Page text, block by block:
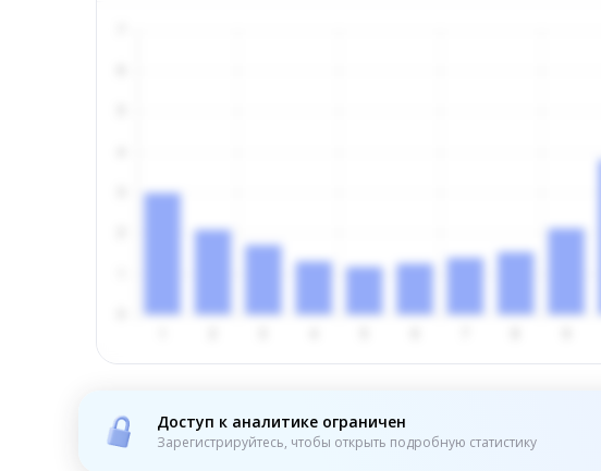
Доступ к аналитике ограничен
Зарегистрируйтесь, чтобы открыть подробную статистику